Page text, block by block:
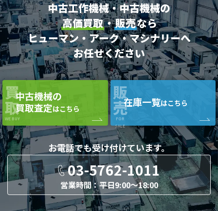
中古工作機械・中古機械の
高価買取・販売なら
ヒューマン・アーク・マシナリーへ
お任せください
買
取
WE BUY
中古機械の
買取査定はこちら
販
売
FOR
SALE
在庫一覧はこちら
お電話でも受け付けています。
03-5762-1011
営業時間：平日9:00〜18:00